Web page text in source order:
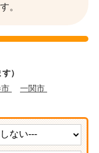
。
す）
一関市